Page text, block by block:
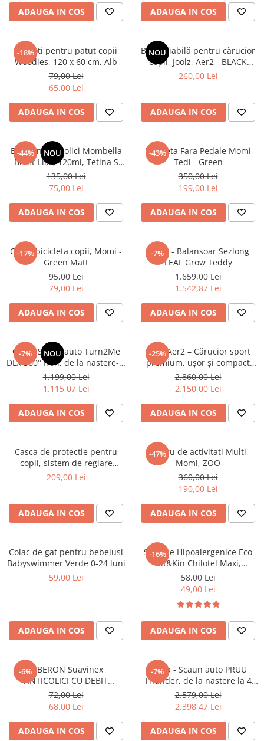
Saltele masa de infasat
Perne pentru bebe
Pilote
Piscine cu bile
Pompe de san
Saltele patut
Protectie saltea patut
Saltele 127x 63 cm
Saltele 140x70 cm
Saltele 160x80 cm
Saltele120x60 cm
Saltelute de activitati
Umidificatore
ADAUGA IN COS ADAUGA IN COS
-18%
Set roti pentru patut copii
Woodies, 120 x 60 cm, Alb
79,00 Lei
65,00 Lei
ADAUGA IN COS
NOU
Bară pliabilă pentru cărucior
copii, Joolz, Aer2 - BLACK
CARBON
260,00 Lei
ADAUGA IN COS
-44% NOU
Biberon Anticolici Mombella
Brest-Like, 120ml, Tetina S
Flux Lent, PPSU, Old Roze
135,00 Lei
75,00 Lei
ADAUGA IN COS
-43%
Bicicleta Fara Pedale Momi
Tedi - Green
350,00 Lei
199,00 Lei
ADAUGA IN COS
-17%
Casca bicicleta copii, Momi -
Green Matt
95,00 Lei
79,00 Lei
ADAUGA IN COS
-7%
Nuna - Balansoar Sezlong
LEAF Grow Teddy
1.659,00 Lei
1.542,87 Lei
ADAUGA IN COS
-7% NOU
Graco Scaun auto Turn2Me
DLX 360° Iron, de la nastere- 4
ani, 40–105 cm, certificat
R129, testat ADAC
1.199,00 Lei
1.115,07 Lei
ADAUGA IN COS
-25%
Joolz Aer2 – Cărucior sport
premium, ușor și compact
Space black - pachet cu bara
si suport pahar
2.860,00 Lei
2.150,00 Lei
ADAUGA IN COS
Casca de protectie pentru
copii, sistem de reglare
magnetic cu led, XXS-S, 45-51
209,00 Lei
ADAUGA IN COS
-47%
Centru de activitati Multi,
Momi, ZOO
360,00 Lei
190,00 Lei
ADAUGA IN COS
Colac de gat pentru bebelusi
Babyswimmer Verde 0-24 luni
59,00 Lei
ADAUGA IN COS
-16%
Scutece Hipoalergenice Eco
Kit&Kin Chilotel Maxi,
Marimea 4, 9-15 kg, 22 buc
58,00 Lei
49,00 Lei
ADAUGA IN COS
-6%BIBERON Suavinex
ANTICOLICI CU DEBIT
VARIABIL/ADAPTATIV 180 ML
ZERO.ZERO de la 0 luni +
Suplimentarea alăptării la sân
72,00 Lei
68,00 Lei
ADAUGA IN COS
-7%
Nuna - Scaun auto PRUU
Thunder, de la nastere la 4
ani, certificat R129-TESTAT
ADAC
2.579,00 Lei
2.398,47 Lei
ADAUGA IN COS